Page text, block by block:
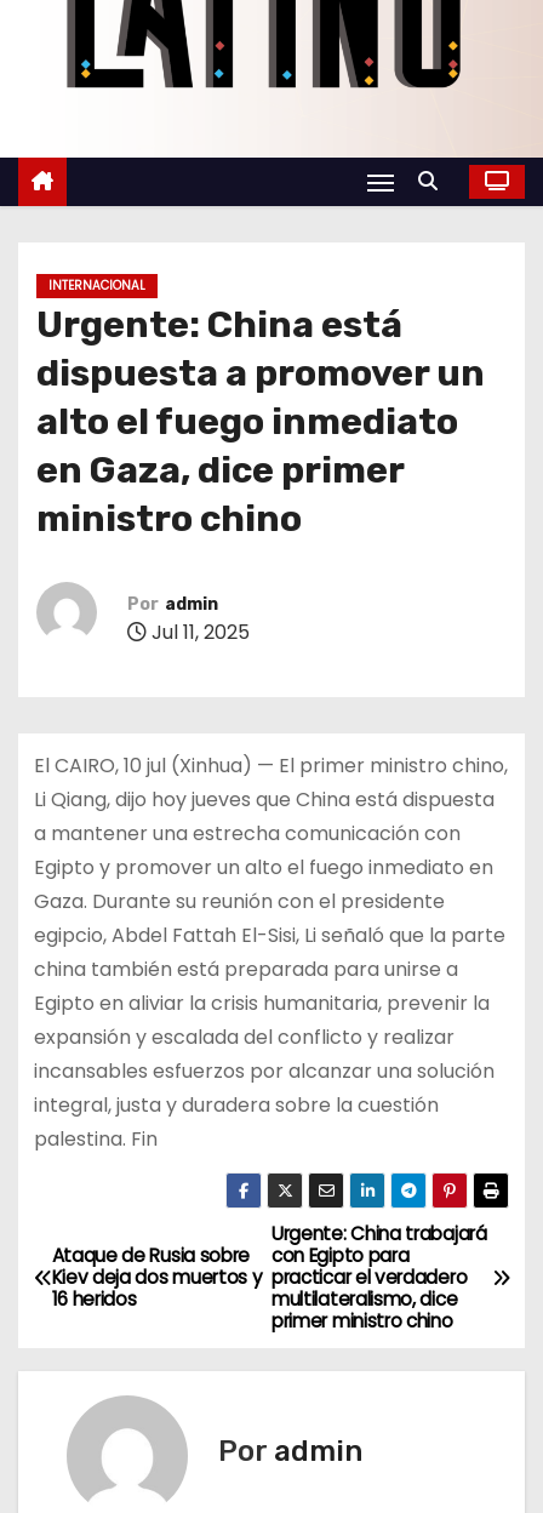
INTERNACIONAL
Urgente: China está
dispuesta a promover un
alto el fuego inmediato
en Gaza, dice primer
ministro chino
Por admin
Jul 11, 2025
El CAIRO, 10 jul (Xinhua) — El primer ministro chino,
Li Qiang, dijo hoy jueves que China está dispuesta
a mantener una estrecha comunicación con
Egipto y promover un alto el fuego inmediato en
Gaza. Durante su reunión con el presidente
egipcio, Abdel Fattah El-Sisi, Li señaló que la parte
china también está preparada para unirse a
Egipto en aliviar la crisis humanitaria, prevenir la
expansión y escalada del conflicto y realizar
incansables esfuerzos por alcanzar una solución
integral, justa y duradera sobre la cuestión
palestina. Fin
N
a
Urgente: China trabajará
con Egipto para
practicar el verdadero
multilateralismo, dice
primer ministro chino
Ataque de Rusia sobre
Kiev deja dos muertos y
16 heridos
Por admin